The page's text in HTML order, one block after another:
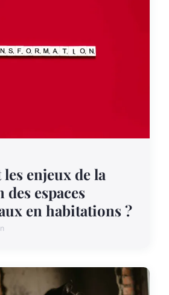
enjeux de la
espaces
en habitations ?